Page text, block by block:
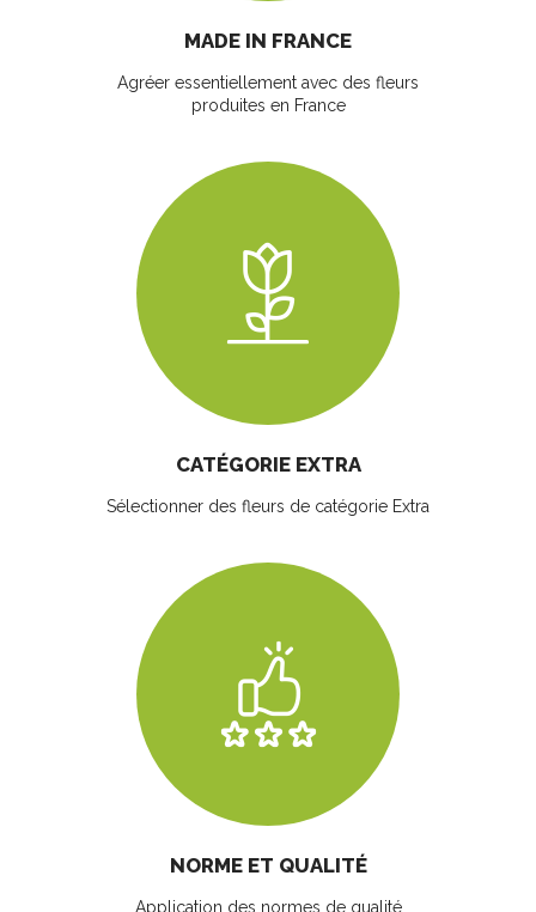
MADE IN FRANCE
Agréer essentiellement avec des fleurs
produites en France
CATÉGORIE EXTRA
Sélectionner des fleurs de catégorie Extra
NORME ET QUALITÉ
Application des normes de qualité